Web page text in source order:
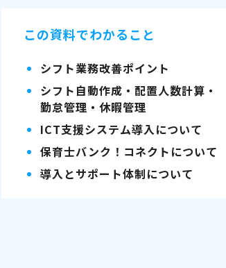
この資料でわかること
シフト業務改善ポイント
シフト自動作成・配置人数計算・
勤怠管理・休暇管理
ICT支援システム導入について
保育士バンク！コネクトについて
導入とサポート体制について